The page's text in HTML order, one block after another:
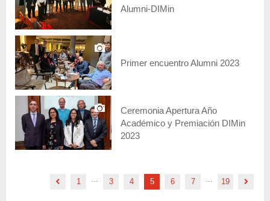
Alumni-DIMin
Primer encuentro Alumni 2023
Ceremonia Apertura Año
Académico y Premiación DIMin
2023
1 ... 3 4 5 6 7 ... 19